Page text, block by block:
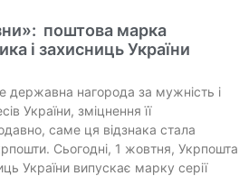
поштова марка
і захисниць України
державна нагорода за мужність і
України, зміцнення її
саме ця відзнака стала
Сьогодні, 1 жовтня, Укрпошта
України випускає марку серії